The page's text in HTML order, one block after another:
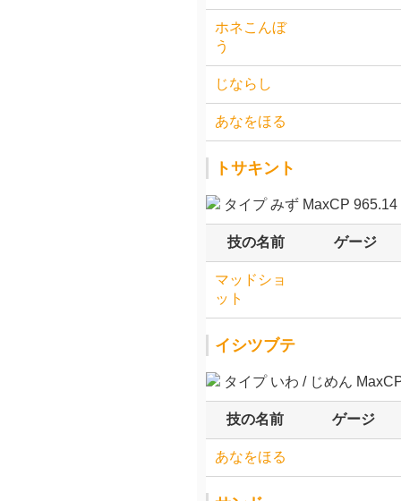
ホネこんぼ
う
じならし
あなをほる
トサキント
タイプ みず MaxCP 965.14
技の名前 ゲージ
マッドショ
ット
イシツブテ
タイプ いわ / じめん
技の名前 ゲージ
あなをほる